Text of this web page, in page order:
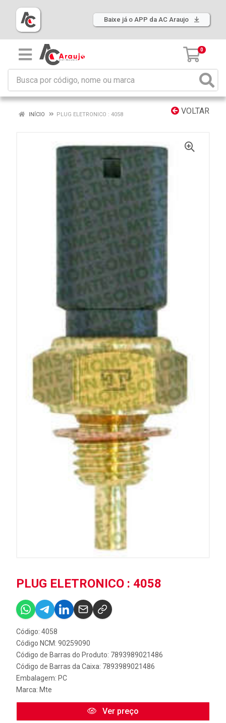
Baixe já o APP da AC Araujo
0
VOLTAR
INÍCIO PLUG ELETRONICO : 4058
PLUG ELETRONICO : 4058
Código: 4058
Código NCM: 90259090
Código de Barras do Produto: 7893989021486
Código de Barras da Caixa: 7893989021486
Embalagem: PC
Marca: Mte
Ver preço